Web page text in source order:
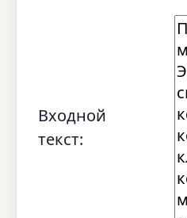
Входной
текст: